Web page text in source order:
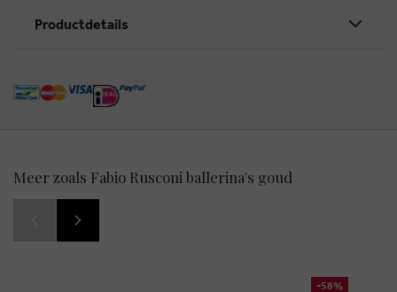
Productdetails
Meer zoals Fabio Rusconi ballerina's goud
-58%